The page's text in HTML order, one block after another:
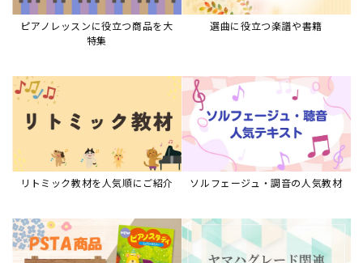
ピアノレッスンに役立つ商品を大
特集
選曲に役立つ楽譜や書籍
リトミック教材を人気順にご紹介 ソルフェージュ・調音の人気教材